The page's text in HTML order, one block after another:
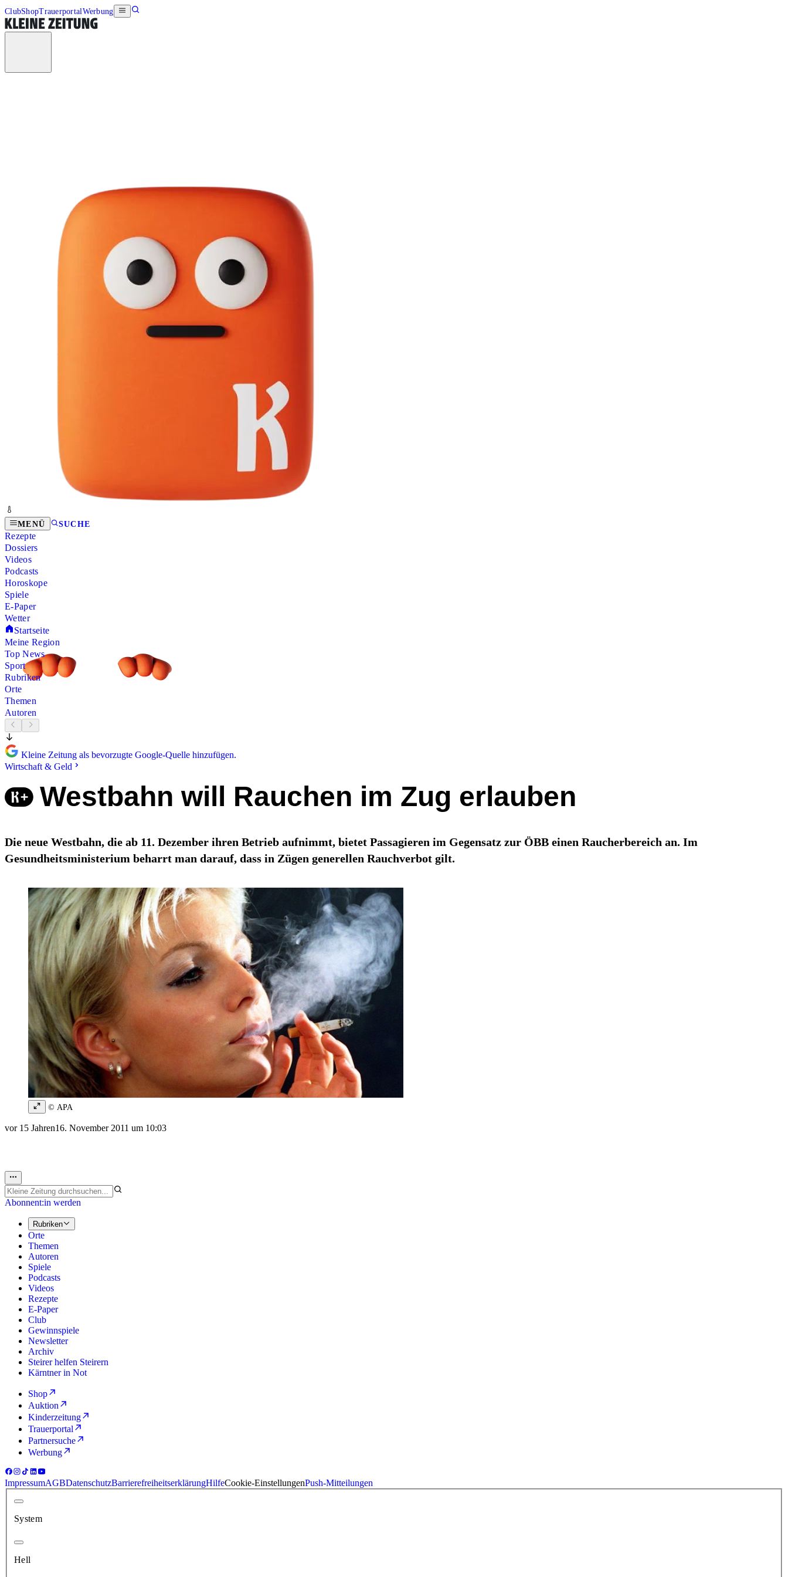
ClubShopTrauerportalWerbung
MENÜ SUCHE
Rezepte
Dossiers
Videos
Podcasts
Horoskope
Spiele
E-Paper
Wetter
Startseite
Meine Region
Top News
Sport
Rubriken
Orte
Themen
Autoren
Kleine Zeitung als bevorzugte Google-Quelle hinzufügen.
Wirtschaft & Geld
Westbahn will Rauchen im Zug erlauben
Die neue Westbahn, die ab 11. Dezember ihren Betrieb aufnimmt, bietet Passagieren im Gegensatz zur ÖBB einen Raucherbereich an. Im
Gesundheitsministerium beharrt man darauf, dass in Zügen generellen Rauchverbot gilt.
© APA
vor 15 Jahren16. November 2011 um 10:03
Abonnent:in werden
Rubriken
Orte
Themen
Autoren
Spiele
Podcasts
Videos
Rezepte
E-Paper
Club
Gewinnspiele
Newsletter
Archiv
Steirer helfen Steirern
Kärntner in Not
Shop
Auktion
Kinderzeitung
Trauerportal
Partnersuche
Werbung
ImpressumAGBDatenschutzBarrierefreiheitserklärungHilfeCookie-EinstellungenPush-Mitteilungen
System
Hell